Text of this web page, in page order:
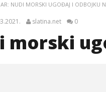
AR: NUDI MORSKI UGOĐAJ I ODBOJKU
slatina.net 0
morski